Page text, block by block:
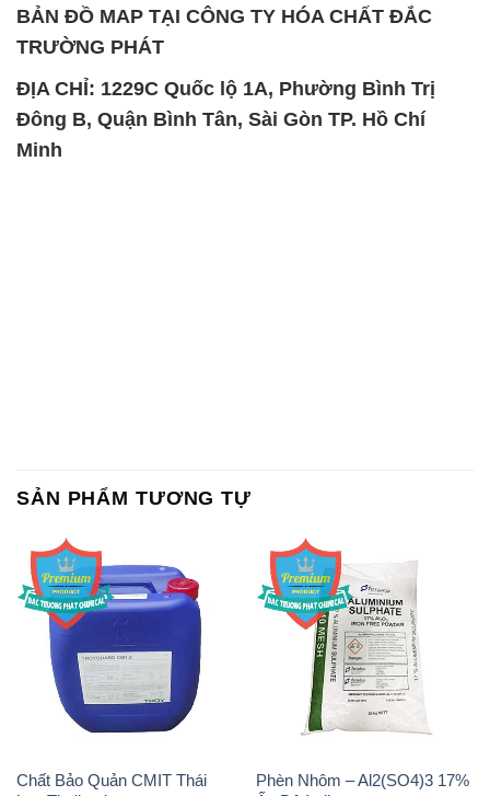
BẢN ĐỒ MAP TẠI CÔNG TY HÓA CHẤT ĐẮC
TRƯỜNG PHÁT
ĐỊA CHỈ: 1229C Quốc lộ 1A, Phường Bình Trị
Đông B, Quận Bình Tân, Sài Gòn TP. Hồ Chí
Minh
SẢN PHẨM TƯƠNG TỰ
Chất Bảo Quản CMIT Thái
Phèn Nhôm – Al2(SO4)3 17%